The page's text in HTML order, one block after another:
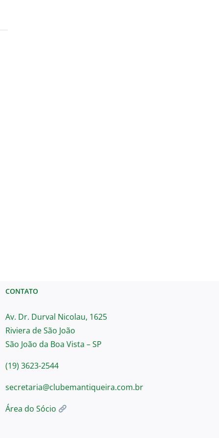
CONTATO
Av. Dr. Durval Nicolau, 1625
Riviera de São João
São João da Boa Vista – SP
(19) 3623-2544
secretaria@clubemantiqueira.com.br
Área do Sócio